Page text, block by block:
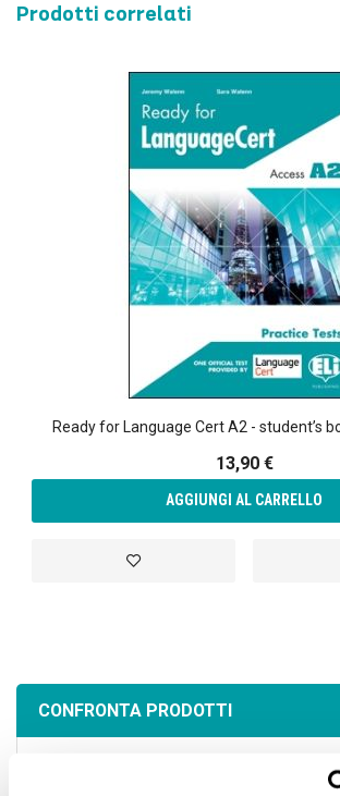
Prodotti correlati
Ready for Language Cert A2 - student’s
13,90 €
AGGIUNGI AL CARRELLO
Aggiungi alla lista desideri
CONFRONTA PRODOTTI